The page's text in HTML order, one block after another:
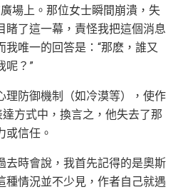
場上。那位女士瞬間崩潰，失
睹了這一幕，責怪我把這個消息
唯一的回答是：“那麽，誰又
呢？”
理防御機制（如冷漠等），使作
方式中，換言之，他失去了那
或信任。
去時會說，我首先記得的是奧斯
種情況並不少見，作者自己就遇